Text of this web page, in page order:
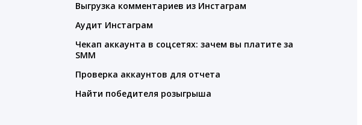
Выгрузка комментариев из Инстаграм
Аудит Инстаграм
Чекап аккаунта в соцсетях: зачем вы платите за
SMM
Проверка аккаунтов для отчета
Найти победителя розыгрыша